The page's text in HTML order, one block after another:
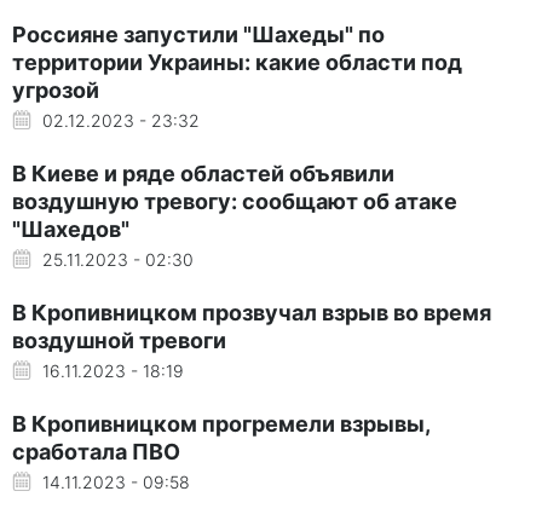
Россияне запустили "Шахеды" по
территории Украины: какие области под
угрозой
02.12.2023 - 23:32
В Киеве и ряде областей объявили
воздушную тревогу: сообщают об атаке
"Шахедов"
25.11.2023 - 02:30
В Кропивницком прозвучал взрыв во время
воздушной тревоги
16.11.2023 - 18:19
В Кропивницком прогремели взрывы,
сработала ПВО
14.11.2023 - 09:58